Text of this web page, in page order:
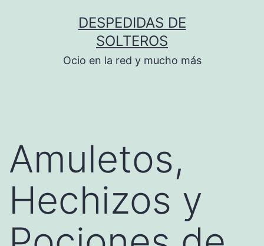
DESPEDIDAS DE
SOLTEROS
Ocio en la red y mucho más
Amuletos,
Hechizos y